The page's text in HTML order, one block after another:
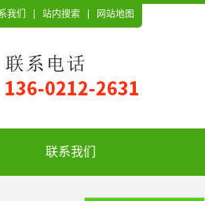
我们 站内搜索 网站地图
联系我们